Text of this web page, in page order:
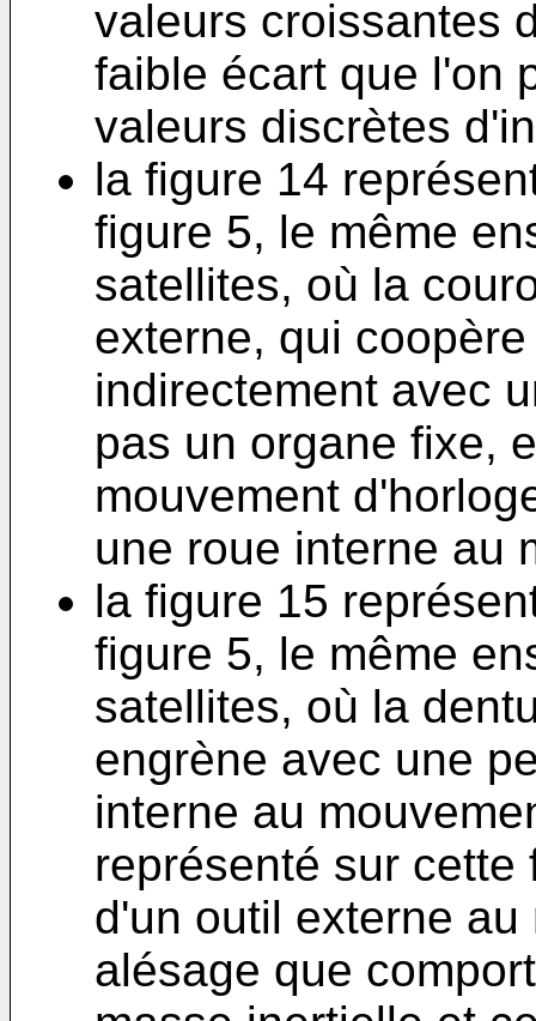
valeurs croissantes
faible écart que l'on
valeurs discrètes
la figure 14
figure 5, le même
satellites, où la
externe, qui
indirectement avec
pas un organe fixe,
mouvement
une roue interne au
la figure 15
figure 5, le même
satellites, où la
engrène avec une
interne au
représenté sur
d'un outil externe
alésage que